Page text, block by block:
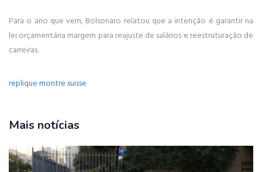
Para o ano que vem, Bolsonaro relatou que a intenção é garantir na
lei orçamentária margem para reajuste de salários e reestruturação de
carreiras.
replique montre suisse
Mais notícias